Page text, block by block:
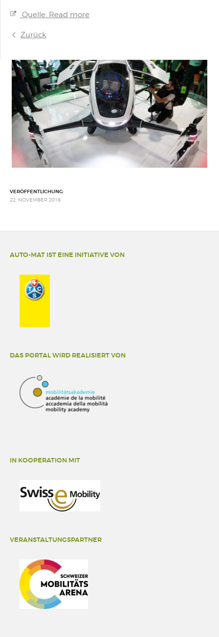
Quelle: Read more
Zurück
VERÖFFENTLICHUNG:
22. NOVEMBER 2018
AUTO-MAT IST EINE INITIATIVE VON
DAS PORTAL WIRD REALISIERT VON
IN KOOPERATION MIT
VERANSTALTUNGSPARTNER